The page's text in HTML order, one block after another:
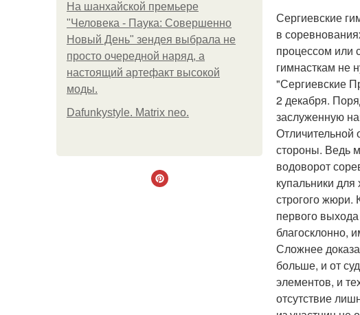
На шанхайской премьере
"Человека - Паука: Совершенно
Новый День" зендея выбрала не
просто очередной наряд, а
настоящий артефакт высокой
моды.
Dafunkystyle. Matrix neo.
Сергиевские
в
процессом или
гимнасткам не
"Сергиевские
2 декабря.
заслуженную
Отличительной
стороны. Ведь
водоворот
купальники
строгого жюри.
первого
благосклонно,
Сложнее
больше, и от
элементов, и
отсутствие